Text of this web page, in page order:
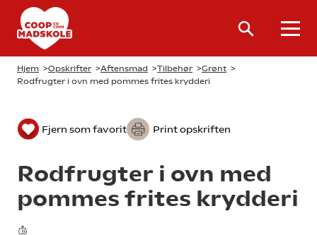
Hjem >Opskrifter >Aftensmad >Tilbehør >Grønt >
Rodfrugter i ovn med pommes frites krydderi
Fjern som favorit Print opskriften
Rodfrugter i ovn med
pommes frites krydderi